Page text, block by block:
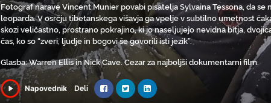
Fotograf narave Vincent Munier povabi pisatelja Sylvaina Tessona, da
leoparda. V osrčju tibetanskega višavja ga vpelje v subtilno umetnost
skozi veličastno, prostrano pokrajino, ki jo naseljujejo nevidna bitja,
čas, ko so “zveri, ljudje in bogovi še govorili isti jezik”.
Glasba: Warren Ellis in Nick Cave. Cezar za najboljši dokumentarni film.
Napovednik Deli